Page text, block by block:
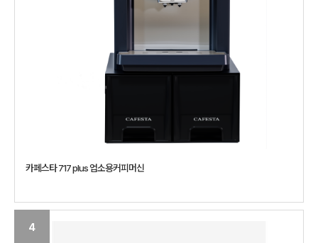
카페스타 717 plus 업소용커피머신
4